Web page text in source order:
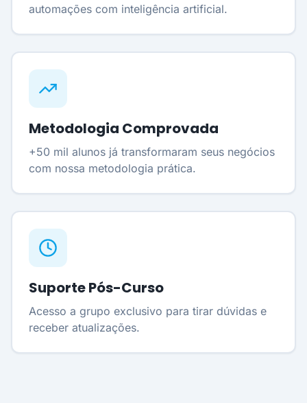
automações com inteligência artificial.
Metodologia Comprovada
+50 mil alunos já transformaram seus negócios
com nossa metodologia prática.
Suporte Pós-Curso
Acesso a grupo exclusivo para tirar dúvidas e
receber atualizações.